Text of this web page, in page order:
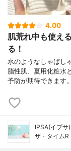
4.00
肌荒れ中も使え
る！
水のようなしゃばし
脂性肌、夏用化粧水
予防が期待できます
IPSA(イプサ)
ザ・タイムR